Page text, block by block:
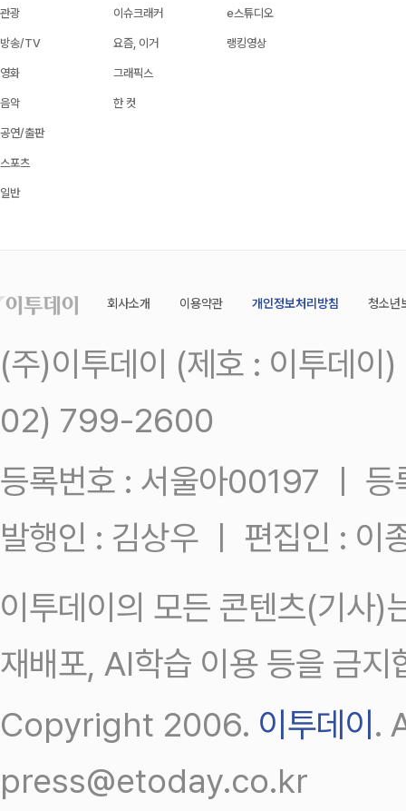
관광
방송/TV
영화
음악
공연/출판
스포츠
일반
이슈크래커
요즘, 이거
그래픽스
한 컷
e스튜디오
랭킹영상
회사소개 이용약관 개인정보처리방침 청소년
(주)이투데이 (제호 : 이투데
02) 799-2600
등록번호 : 서울아00197 ㅣ
발행인 : 김상우 ㅣ 편집인 : 이
이투데이의 모든 콘텐츠(기사)
재배포, AI학습 이용 등을 금지
Copyright 2006. 이투데이.
press@etoday.co.kr